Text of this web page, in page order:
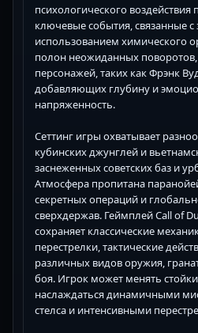
психологического воздействия
ключевые события, связанные с
использованием химического
полон неожиданных
персонажей, таких как Фрэнк
добавляющих глубину и
напряженность.
Сеттинг игры охватывает
кубинских джунглей и
заснеженных советских баз и
Атмосфера пропитана
секретных операций и
сверхдержав. Геймплей Call of
сохраняет классические
перестрелки, тактические
различных видов оружия,
боя. Игрок может менять
наслаждаться динамичными
стелса и интенсивными